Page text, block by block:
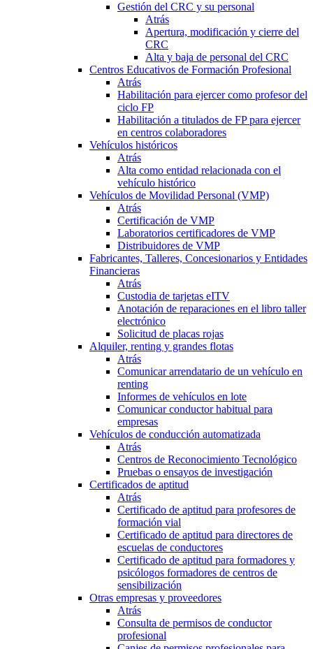
Gestión del CRC y su personal
Atrás
Apertura, modificación y cierre del
CRC
Alta y baja de personal del CRC
Centros Educativos de Formación Profesional
Atrás
Habilitación para ejercer como profesor del
ciclo FP
Habilitación a titulados de FP para ejercer
en centros colaboradores
Vehículos históricos
Atrás
Alta como entidad relacionada con el
vehículo histórico
Vehículos de Movilidad Personal (VMP)
Atrás
Certificación de VMP
Laboratorios certificadores de VMP
Distribuidores de VMP
Fabricantes, Talleres, Concesionarios y Entidades
Financieras
Atrás
Custodia de tarjetas eITV
Anotación de reparaciones en el libro taller
electrónico
Solicitud de placas rojas
Alquiler, renting y grandes flotas
Atrás
Comunicar arrendatario de un vehículo en
renting
Informes de vehículos en lote
Comunicar conductor habitual para
empresas
Vehículos de conducción automatizada
Atrás
Centros de Reconocimiento Tecnológico
Pruebas o ensayos de investigación
Certificados de aptitud
Atrás
Certificado de aptitud para profesores de
formación vial
Certificado de aptitud para directores de
escuelas de conductores
Certificado de aptitud para formadores y
psicólogos formadores de centros de
sensibilización
Otras empresas y proveedores
Atrás
Consulta de permisos de conductor
profesional